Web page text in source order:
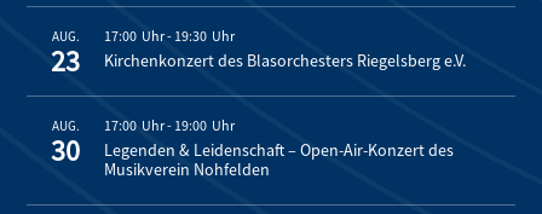
AUG.
23
17:00 - 19:30
Kirchenkonzert des Blasorchesters Riegelsberg e.V.
AUG.
30
17:00 - 19:00
Legenden & Leidenschaft – Open-Air-Konzert des
Musikverein Nohfelden